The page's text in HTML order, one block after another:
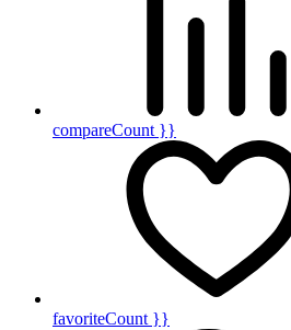
compareCount }}
favoriteCount }}